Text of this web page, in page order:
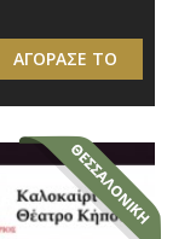
ΑΓΟΡΑΣΕ ΤΟ